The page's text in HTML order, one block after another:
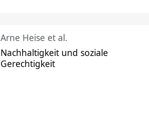
Arne Heise et al.
Nachhaltigkeit und soziale
Gerechtigkeit